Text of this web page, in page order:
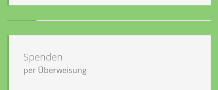
Spenden
per Überweisung